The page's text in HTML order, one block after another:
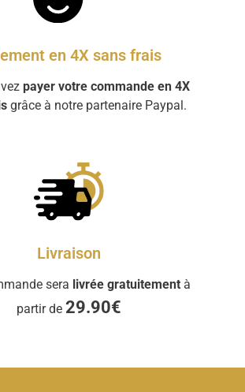
en 4X sans frais
payer votre commande en 4X
grâce à notre partenaire Paypal.
Livraison
sera livrée gratuitement à
partir de 29.90€